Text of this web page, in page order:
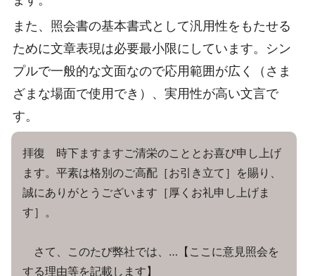
また、照会書の基本書式として汎用性をもたせる
ために文章表現は必要最小限にしています。シン
プルで一般的な文面なので応用範囲が広く（さま
ざまな場面で使用でき）、実用性が高い文言で
す。
拝復 時下ますますご清栄のこととお喜び申し上げ
ます。平素は格別のご高配［お引き立て］を賜り、
誠にありがとうございます［厚くお礼申し上げま
す］。
さて、このたび弊社では、…【ここに意見照会を
する理由等を記載します】